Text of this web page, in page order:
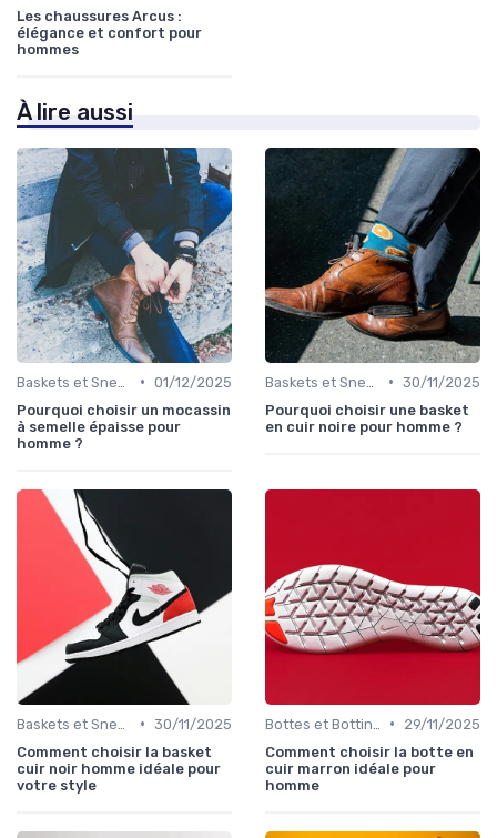
Les chaussures Arcus :
élégance et confort pour
hommes
À lire aussi
• 01/12/2025
Pourquoi choisir un mocassin
à semelle épaisse pour
homme ?
• 30/11/2025
Pourquoi choisir une basket
en cuir noire pour homme ?
• 30/11/2025
Comment choisir la basket
cuir noir homme idéale pour
votre style
•
29/11/2025
Comment choisir la botte en
cuir marron idéale pour
homme